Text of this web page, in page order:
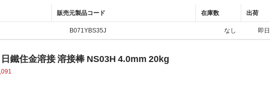
販売元製品コード 在庫数 出荷
B071YBS35J なし 即日
日鐵住金溶接 溶接棒 NS03H 4.0mm 20kg